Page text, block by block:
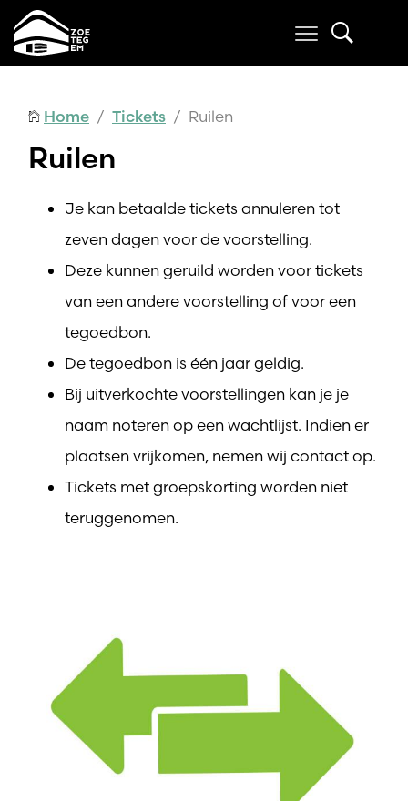
Home / Tickets / Ruilen
Ruilen
Je kan betaalde tickets annuleren tot
zeven dagen voor de voorstelling.
Deze kunnen geruild worden voor tickets
van een andere voorstelling of voor een
tegoedbon.
De tegoedbon is één jaar geldig.
Bij uitverkochte voorstellingen kan je je
naam noteren op een wachtlijst. Indien er
plaatsen vrijkomen, nemen wij contact op.
Tickets met groepskorting worden niet
teruggenomen.